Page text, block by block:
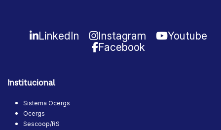
LinkedIn Instagram
Youtube
Facebook
Institucional
Sistema Ocergs
Ocergs
Sescoop/RS